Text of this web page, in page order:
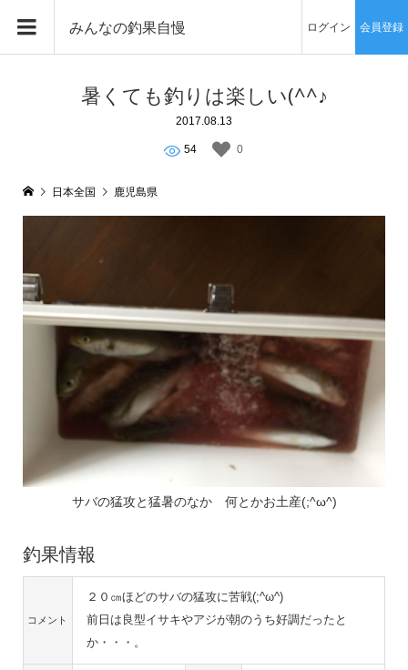
みんなの釣果自慢 ログイン 会員登録
暑くても釣りは楽しい(^^♪
2017.08.13
54 0
日本全国 鹿児島県
サバの猛攻と猛暑のなか 何とかお土産(;^ω^)
釣果情報
コメント
２０㎝ほどのサバの猛攻に苦戦(;^ω^)
前日は良型イサキやアジが朝のうち好調だったと
か・・・。